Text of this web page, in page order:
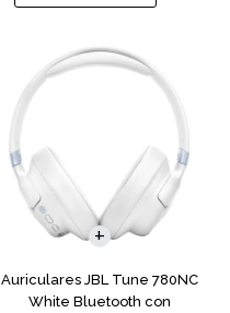
Auriculares JBL Tune 780NC
White Bluetooth con